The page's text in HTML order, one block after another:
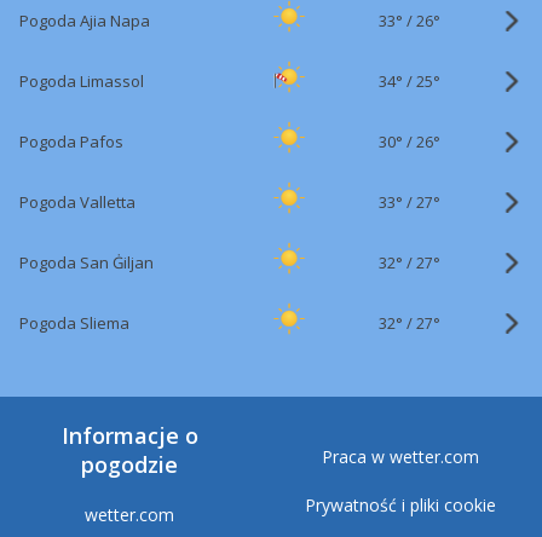
Pogoda Ajia Napa 33° /26°
Pogoda Limassol 34° /25°
Pogoda Pafos 30° /26°
Pogoda Valletta 33° /27°
Pogoda San Ġiljan 32° /27°
Pogoda Sliema 32° /27°
Informacje o
pogodzie
wetter.com
Praca w wetter.com
Prywatność i pliki cookie